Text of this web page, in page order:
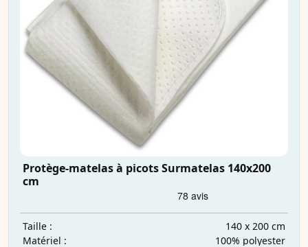
Protège-matelas à picots Surmatelas 140x200
cm
Taille :
140 x 200 cm
Matériel :
100% polyester